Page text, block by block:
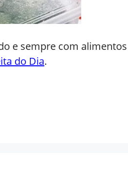
e sempre com
do Dia.